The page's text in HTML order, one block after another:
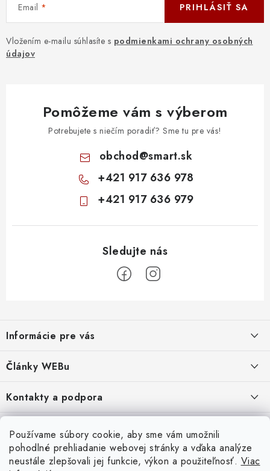
Používame súbory cookie, aby sme vám umožnili
pohodlné prehliadanie webovej stránky a vďaka analýze
neustále zlepšovali jej funkcie, výkon a použiteľnosť. Viac
Email
Vložením e-mailu súhlasíte s podmienkami ochrany osobných
údajov
PRIHLÁSIŤ SA
Pomôžeme vám s výberom
Potrebujete s niečím poradiť? Sme tu pre vás!
obchod@smart.sk
+421 917 636 978
+421 917 636 979
p
ä
e
Informácie pre vás
Obchodné podmienky
Moja objednávka
Odstúpenie od zmluvy
Formuláre na stiahnutie
Články WEBu
16.6.2026
Nákup na splátky
23.10.2022
Kontakty a podpora
Predajňa a sídlo spoločnosti
2.8.2022
Doprava a Platba
Servisné služby
Servis a služby pre Vás
5.3.2022
Doprava - UPS Doprava - Packeta Splátky - Home Credit